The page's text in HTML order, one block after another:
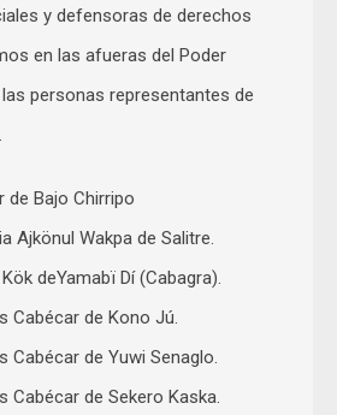
y defensoras de derechos
en las afueras del Poder
personas representantes de
de Bajo Chirripo
Ajkönul Wakpa de Salitre.
deYamabï Dí (Cabagra).
Cabécar de Kono Jú.
Cabécar de Yuwi Senaglo.
Cabécar de Sekero Kaska.